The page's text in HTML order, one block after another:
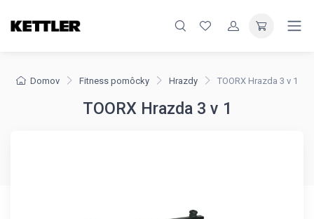
Domov Fitness pomôcky Hrazdy TOORX Hrazda 3 v 1
TOORX Hrazda 3 v 1